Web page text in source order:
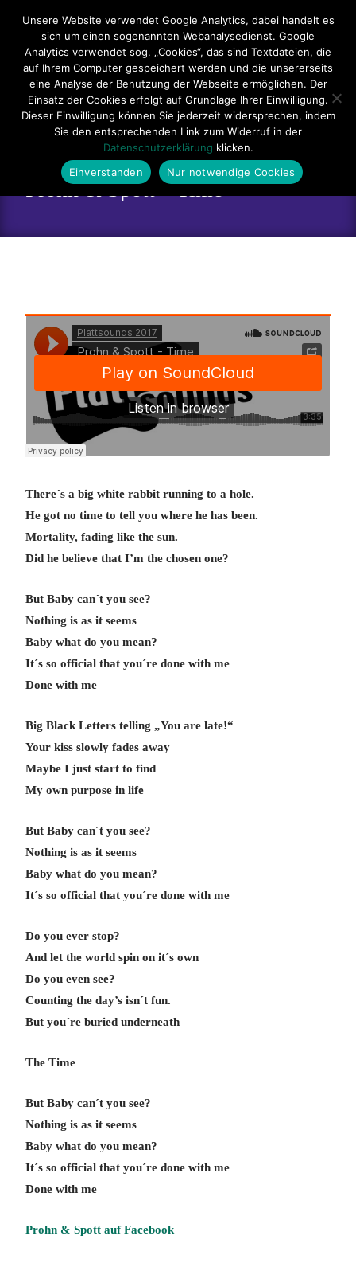
Impressum Datenschutzerklärung
Teilnahmebedingungen
Sitemap
Kontakt
Prohn & Spott – Time
There´s a big white rabbit running to a hole.
He got no time to tell you where he has been.
Mortality, fading like the sun.
Did he believe that I’m the chosen one?
But Baby can´t you see?
Nothing is as it seems
Baby what do you mean?
It´s so official that you´re done with me
Done with me
Big Black Letters telling „You are late!“
Your kiss slowly fades away
Maybe I just start to find
My own purpose in life
But Baby can´t you see?
Nothing is as it seems
Baby what do you mean?
It´s so official that you´re done with me
Do you ever stop?
And let the world spin on it´s own
Do you even see?
Counting the day’s isn´t fun.
But you´re buried underneath
The Time
But Baby can´t you see?
Nothing is as it seems
Baby what do you mean?
It´s so official that you´re done with me
Done with me
Prohn & Spott auf Facebook
Hauptmenü
Unsere Website verwendet Google Analytics, dabei handelt es
sich um einen sogenannten Webanalysedienst. Google
Analytics verwendet sog. „Cookies“, das sind Textdateien, die
auf Ihrem Computer gespeichert werden und die unsererseits
eine Analyse der Benutzung der Webseite ermöglichen. Der
Einsatz der Cookies erfolgt auf Grundlage Ihrer Einwilligung.
Dieser Einwilligung können Sie jederzeit widersprechen, indem
Sie den entsprechenden Link zum Widerruf in der
Datenschutzerklärung klicken.
Einverstanden
Nur notwendige Cookies